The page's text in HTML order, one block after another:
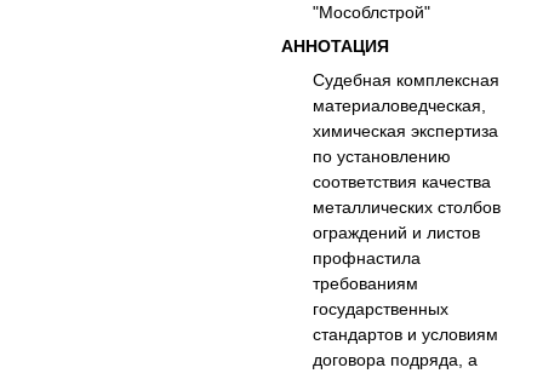
"Мособлстрой"
АННОТАЦИЯ
Судебная комплексная
материаловедческая,
химическая экспертиза
по установлению
соответствия качества
металлических столбов
ограждений и листов
профнастила
требованиям
государственных
стандартов и условиям
договора подряда, а